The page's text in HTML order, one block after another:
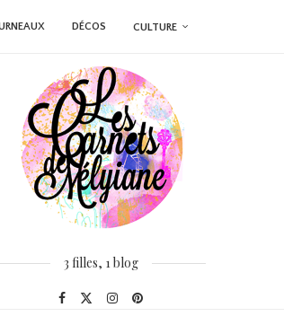
DÉCOS CULTURE
3 filles, 1 blog